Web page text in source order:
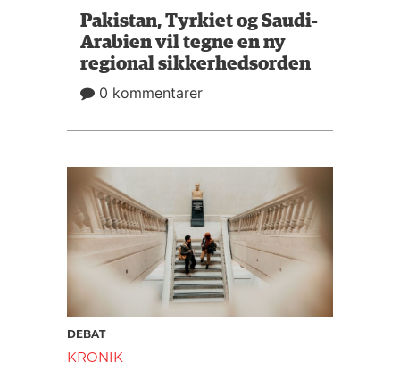
Pakistan, Tyrkiet og Saudi-
Arabien vil tegne en ny
regional sikkerhedsorden
0 kommentarer
DEBAT
KRONIK